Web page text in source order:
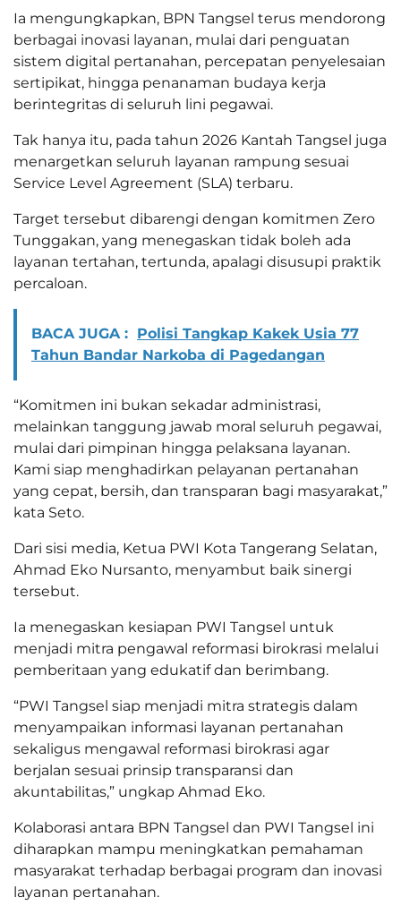
Ia mengungkapkan, BPN Tangsel terus mendorong
berbagai inovasi layanan, mulai dari penguatan
sistem digital pertanahan, percepatan penyelesaian
sertipikat, hingga penanaman budaya kerja
berintegritas di seluruh lini pegawai.
Tak hanya itu, pada tahun 2026 Kantah Tangsel juga
menargetkan seluruh layanan rampung sesuai
Service Level Agreement (SLA) terbaru.
Target tersebut dibarengi dengan komitmen Zero
Tunggakan, yang menegaskan tidak boleh ada
layanan tertahan, tertunda, apalagi disusupi praktik
percaloan.
BACA JUGA : Polisi Tangkap Kakek Usia 77
Tahun Bandar Narkoba di Pagedangan
“Komitmen ini bukan sekadar administrasi,
melainkan tanggung jawab moral seluruh pegawai,
mulai dari pimpinan hingga pelaksana layanan.
Kami siap menghadirkan pelayanan pertanahan
yang cepat, bersih, dan transparan bagi masyarakat,”
kata Seto.
Dari sisi media, Ketua PWI Kota Tangerang Selatan,
Ahmad Eko Nursanto, menyambut baik sinergi
tersebut.
Ia menegaskan kesiapan PWI Tangsel untuk
menjadi mitra pengawal reformasi birokrasi melalui
pemberitaan yang edukatif dan berimbang.
“PWI Tangsel siap menjadi mitra strategis dalam
menyampaikan informasi layanan pertanahan
sekaligus mengawal reformasi birokrasi agar
berjalan sesuai prinsip transparansi dan
akuntabilitas,” ungkap Ahmad Eko.
Kolaborasi antara BPN Tangsel dan PWI Tangsel ini
diharapkan mampu meningkatkan pemahaman
masyarakat terhadap berbagai program dan inovasi
layanan pertanahan.